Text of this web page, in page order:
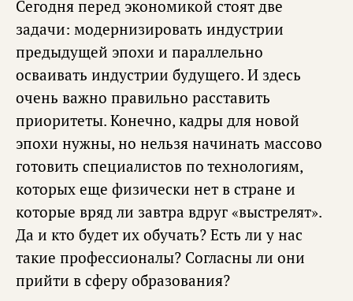
Сегодня перед экономикой стоят две
задачи: модернизировать индустрии
предыдущей эпохи и параллельно
осваивать индустрии будущего. И здесь
очень важно правильно расставить
приоритеты. Конечно, кадры для новой
эпохи нужны, но нельзя начинать массово
готовить специалистов по технологиям,
которых еще физически нет в стране и
которые вряд ли завтра вдруг «выстрелят».
Да и кто будет их обучать? Есть ли у нас
такие профессионалы? Согласны ли они
прийти в сферу образования?